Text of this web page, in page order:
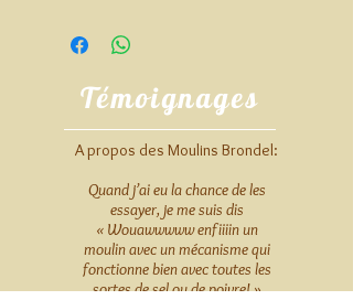
Témoignages
A propos des Moulins Brondel:
Quand j’ai eu la chance de les
essayer, je me suis dis
« Wouawwwww enfiiiin un
moulin avec un mécanisme qui
fonctionne bien avec toutes les
sortes de sel ou de poivre! »